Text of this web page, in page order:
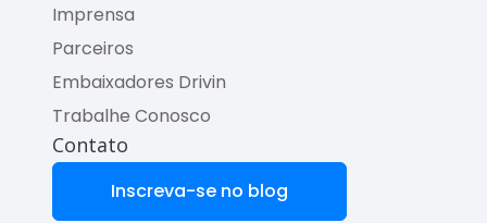
Imprensa
Parceiros
Embaixadores Drivin
Trabalhe Conosco
Contato
Inscreva-se no blog